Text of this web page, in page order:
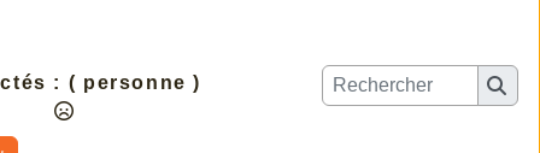
: ( personne )